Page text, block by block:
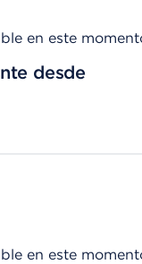
en este
desde
en este